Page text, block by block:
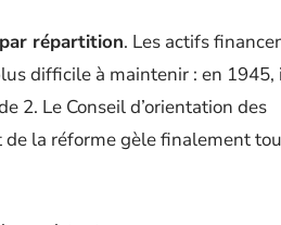
répartition. Les actifs
difficile à maintenir : en 1945,
2. Le Conseil d’orientation des
la réforme gèle finalement